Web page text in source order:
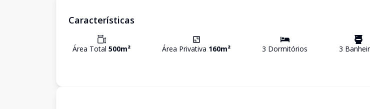
Características
Área Total 500m² Área Privativa 160m² 3 Dormitórios 3